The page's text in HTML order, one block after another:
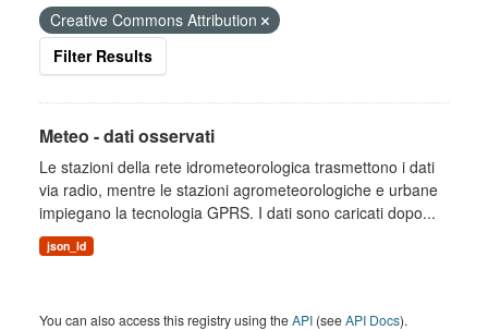
Creative Commons Attribution
Filter Results
Meteo - dati osservati
Le stazioni della rete idrometeorologica trasmettono i dati
via radio, mentre le stazioni agrometeorologiche e urbane
impiegano la tecnologia GPRS. I dati sono caricati dopo...
json_ld
You can also access this registry using theAPI (seeAPI Docs).